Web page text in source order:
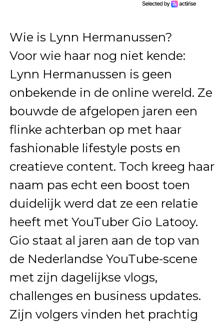
Wie is Lynn Hermanussen?
Voor wie haar nog niet kende:
Lynn Hermanussen is geen
onbekende in de online wereld. Ze
bouwde de afgelopen jaren een
flinke achterban op met haar
fashionable lifestyle posts en
creatieve content. Toch kreeg haar
naam pas echt een boost toen
duidelijk werd dat ze een relatie
heeft met YouTuber Gio Latooy.
Gio staat al jaren aan de top van
de Nederlandse YouTube-scene
met zijn dagelijkse vlogs,
challenges en business updates.
Zijn volgers vinden het prachtig